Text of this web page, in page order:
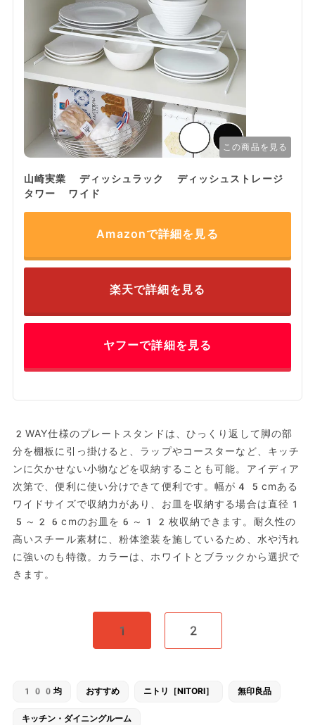
この商品を見る
山崎実業 ディッシュラック ディッシュストレージ
タワー ワイド
Amazonで詳細を見る
楽天で詳細を見る
ヤフーで詳細を見る
2WAY仕様のプレートスタンドは、ひっくり返して脚の部
分を棚板に引っ掛けると、ラップやコースターなど、キッチ
ンに欠かせない小物などを収納することも可能。アイディア
次第で、便利に使い分けできて便利です。幅が45cmある
ワイドサイズで収納力があり、お皿を収納する場合は直径1
5～26cmのお皿を6～12枚収納できます。耐久性の
高いスチール素材に、粉体塗装を施しているため、水や汚れ
に強いのも特徴。カラーは、ホワイトとブラックから選択で
きます。
1 2
100均 おすすめ ニトリ［NITORI］ 無印良品
キッチン・ダイニングルーム